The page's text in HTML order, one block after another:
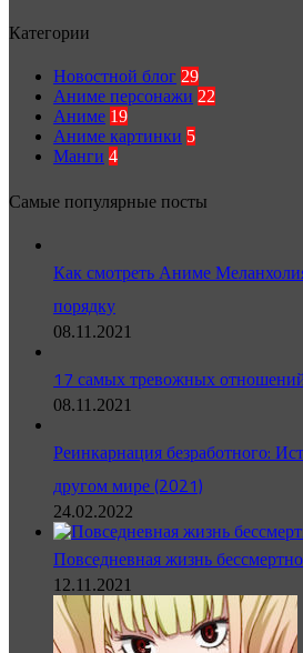
Категории
Новостной блог 29
Аниме персонажи 22
Аниме 19
Аниме картинки 5
Манги 4
Самые популярные посты
Как смотреть Аниме
порядку
08.11.2021
17 самых тревожных
08.11.2021
Реинкарнация безработного:
другом мире (2021)
24.02.2022
Повседневная жизнь
12.11.2021